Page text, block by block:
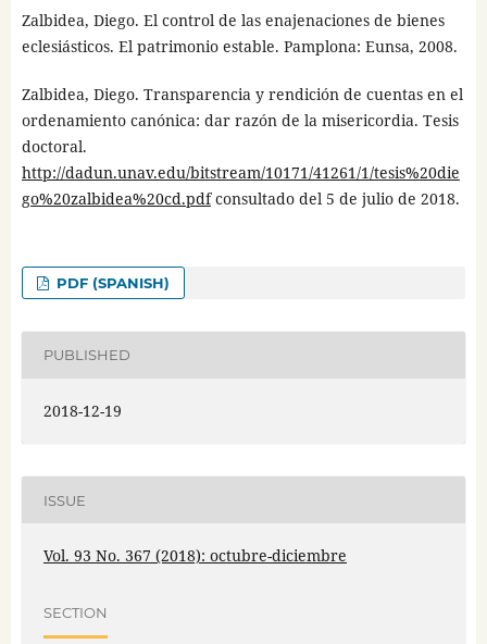
Zalbidea, Diego. El control de las enajenaciones de bienes
eclesiásticos. El patrimonio estable. Pamplona: Eunsa, 2008.
Zalbidea, Diego. Transparencia y rendición de cuentas en el
ordenamiento canónica: dar razón de la misericordia. Tesis
doctoral.
http://dadun.unav.edu/bitstream/10171/41261/1/tesis%20die
go%20zalbidea%20cd.pdfconsultado del 5 de julio de 2018.
PDF (SPANISH)
PUBLISHED
2018-12-19
ISSUE
Vol. 93 No. 367 (2018): octubre-diciembre
SECTION